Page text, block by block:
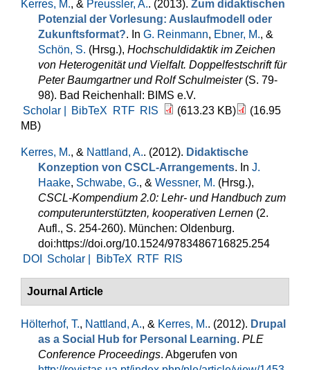
Kerres, M., & Preussler, A.. (2013). Zum didaktischen
Potenzial der Vorlesung: Auslaufmodell oder
Zukunftsformat?. In G. Reinmann, Ebner, M., &
Schön, S. (Hrsg.), Hochschuldidaktik im Zeichen
von Heterogenität und Vielfalt. Doppelfestschrift für
Peter Baumgartner und Rolf Schulmeister(S. 79-
98). Bad Reichenhall: BIMS e.V.
Scholar |
BibTeX RTF RIS (613.23 KB)
(16.95
MB)
Kerres, M., & Nattland, A.. (2012). Didaktische
Konzeption von CSCL-Arrangements. In J.
Haake, Schwabe, G., & Wessner, M. (Hrsg.),
CSCL-Kompendium 2.0: Lehr- und Handbuch zum
computerunterstützten, kooperativen Lernen (2.
Aufl., S. 254-260). München: Oldenburg.
doi:https://doi.org/10.1524/9783486716825.254
DOI
Scholar | BibTeX RTF RIS
Journal Article
Hölterhof, T., Nattland, A., & Kerres, M.. (2012). Drupal
as a Social Hub for Personal Learning. PLE
Conference Proceedings. Abgerufen von